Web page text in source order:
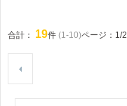
合計： 19件 (1-10)ページ：1/2